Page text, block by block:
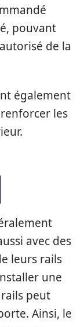
pouvant
de la
également
les
avec des
leurs rails
une
peut
Ainsi, le